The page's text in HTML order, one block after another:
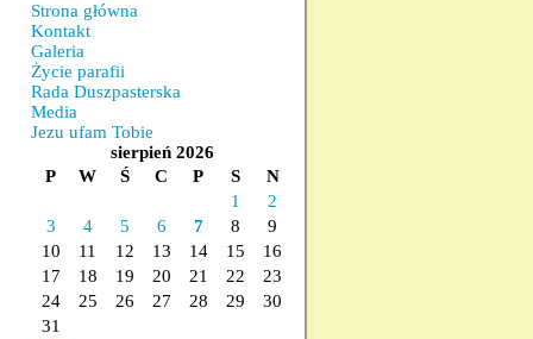
Strona główna
Kontakt
Galeria
Życie parafii
Rada Duszpasterska
Media
Jezu ufam Tobie
sierpień 2026
P
W Ś C P S
N
1
2
3
4 5 6 7 8
9
10
11 12 13 14 15
16
17
18 19 20 21 22
23
24
25 26 27 28 29
30
31